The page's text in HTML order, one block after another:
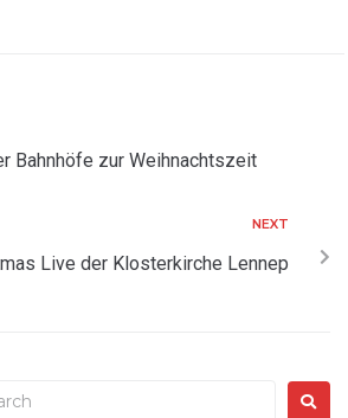
Bahnhöfe zur Weihnachtszeit
NEXT
Live der Klosterkirche Lennep